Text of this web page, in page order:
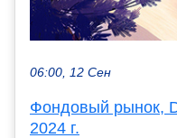
06:00, 12 Сен
Фондовый рынок,
2024 г.